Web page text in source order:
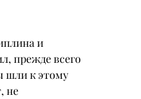
и
прежде всего
шли к этому
не